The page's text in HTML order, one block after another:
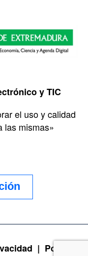
y TIC
el uso y calidad
las mismas»
| Política